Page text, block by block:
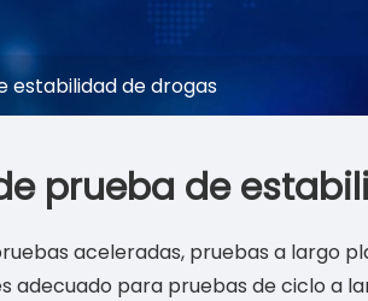
estabilidad de drogas
prueba de
aceleradas, pruebas a largo
para pruebas de ciclo a